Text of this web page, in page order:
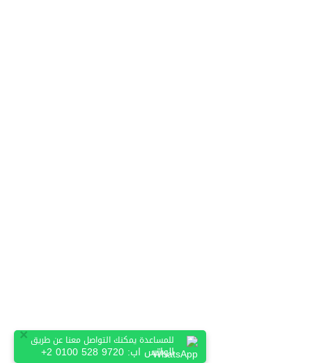
×للمساعدة يمكنك التواصل معنا عن طريق
الواتس اب: +2 0100 528 9720